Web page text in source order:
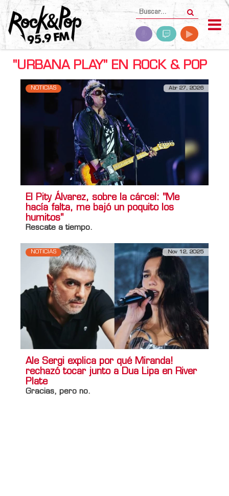
"URBANA PLAY" EN ROCK & POP
NOTICIAS Abr 27, 2026
El Pity Álvarez, sobre la cárcel: "Me
hacía falta, me bajó un poquito los
humitos"
Rescate a tiempo.
NOTICIAS Nov 12, 2025
Ale Sergi explica por qué Miranda!
rechazó tocar junto a Dua Lipa en River
Plate
Gracias, pero no.